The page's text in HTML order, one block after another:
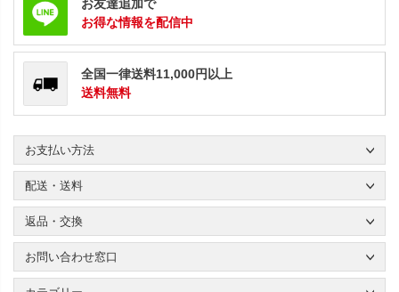
お友達追加で
お得な情報を配信中
全国一律送料11,000円以上
送料無料
お支払い方法
配送・送料
返品・交換
お問い合わせ窓口